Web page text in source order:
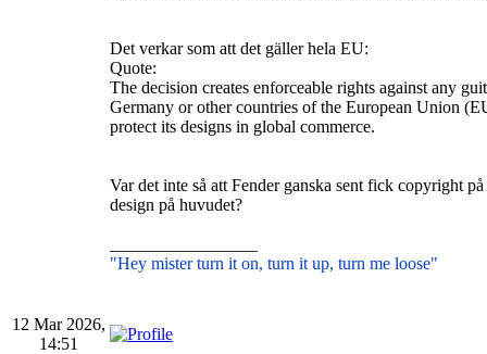
Det verkar som att det gäller hela EU:
Quote:
The decision creates enforceable rights against any
Germany or other countries of the European Union
protect its designs in global commerce.
Var det inte så att Fender ganska sent fick copyright
design på huvudet?
"Hey mister turn it on, turn it up, turn me loose"
12 Mar 2026,
14:51